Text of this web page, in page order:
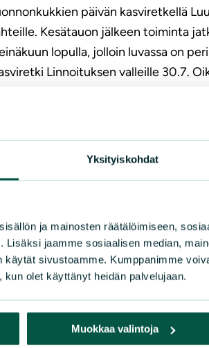
Yksityiskohdat
ja mainosten räätälöimiseen,
Lisäksi jaamme sosiaalisen median,
käytät sivustoamme. Kumppanimme
olet käyttänyt heidän palvelujaan.
Muokkaa valintoja
päivän kasviretkellä
Kesätauon jälkeen toiminta
lopulla, jolloin luvassa on
Linnoituksen valleille 30.7.